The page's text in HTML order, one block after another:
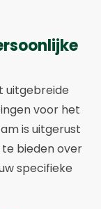
uitgebreide
voor het
is uitgerust
te bieden over
specifieke